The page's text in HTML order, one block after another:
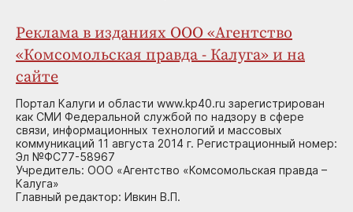
Реклама в изданиях ООО «Агентство
«Комсомольская правда - Калуга» и на
сайте
Портал Калуги и области www.kp40.ru зарегистрирован
как СМИ Федеральной службой по надзору в сфере
связи, информационных технологий и массовых
коммуникаций 11 августа 2014 г. Регистрационный номер:
Эл №ФС77-58967
Учредитель: ООО «Агентство «Комсомольская правда –
Калуга»
Главный редактор: Ивкин В.П.